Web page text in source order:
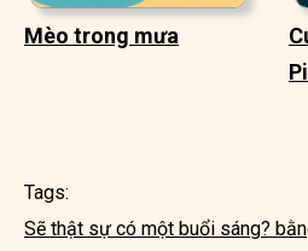
Mèo trong mưa
Tags:
Sẽ thật sự có một buổi sáng?